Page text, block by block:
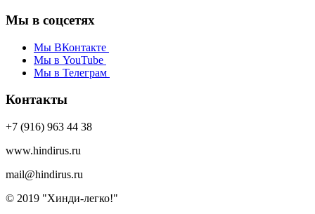
Мы в соцсетях
Мы ВКонтакте
Мы в YouTube
Мы в Телеграм
Контакты
+7 (916) 963 44 38
www.hindirus.ru
mail@hindirus.ru
© 2019 "Хинди-легко!"